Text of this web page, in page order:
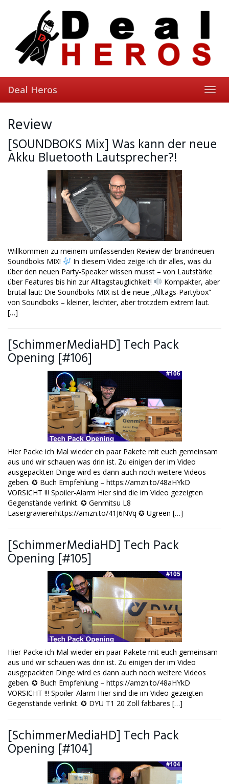
Deal Heros
Review
[SOUNDBOKS Mix] Was kann der neue
Akku Bluetooth Lautsprecher?!
Willkommen zu meinem umfassenden Review der brandneuen
Soundboks MIX!
In diesem Video zeige ich dir alles, was du
über den neuen Party-Speaker wissen musst – von Lautstärke
über Features bis hin zur Alltagstauglichkeit!
Kompakter, aber
brutal laut: Die Soundboks MIX ist die neue „Alltags-Partybox“
von Soundboks – kleiner, leichter, aber trotzdem extrem laut.
[…]
[SchimmerMediaHD] Tech Pack
Opening [#106]
Hier Packe ich Mal wieder ein paar Pakete mit euch gemeinsam
aus und wir schauen was drin ist. Zu einigen der im Video
ausgepackten Dinge wird es dann auch noch weitere Videos
geben. ✪ Buch Empfehlung – https://amzn.to/48aHYkD
VORSICHT !!! Spoiler-Alarm Hier sind die im Video gezeigten
Gegenstände verlinkt. ✪ Genmitsu L8
Lasergraviererhttps://amzn.to/41J6NVq ✪ Ugreen […]
[SchimmerMediaHD] Tech Pack
Opening [#105]
Hier Packe ich Mal wieder ein paar Pakete mit euch gemeinsam
aus und wir schauen was drin ist. Zu einigen der im Video
ausgepackten Dinge wird es dann auch noch weitere Videos
geben. ✪ Buch Empfehlung – https://amzn.to/48aHYkD
VORSICHT !!! Spoiler-Alarm Hier sind die im Video gezeigten
Gegenstände verlinkt. ✪ DYU T1 20 Zoll faltbares […]
[SchimmerMediaHD] Tech Pack
Opening [#104]